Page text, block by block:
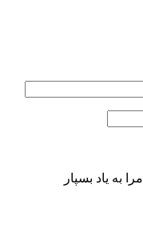
مرا به یاد بسپار